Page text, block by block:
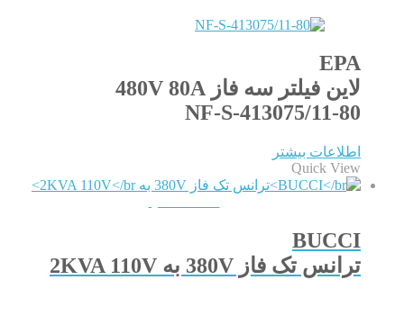
EPA
لاین فیلتر سه فاز 480V 80A
NF-S-413075/11-80
اطلاعات بیشتر
Quick View
BUCCI
ترانس تک فاز 380V به 2KVA 110V